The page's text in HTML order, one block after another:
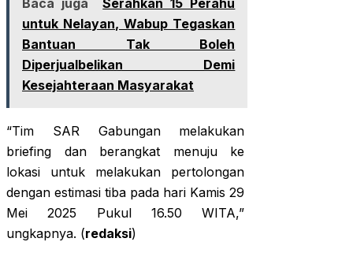
Baca juga
Serahkan 15 Perahu
untuk Nelayan, Wabup Tegaskan
Bantuan Tak Boleh
Diperjualbelikan Demi
Kesejahteraan Masyarakat
“Tim SAR Gabungan melakukan
briefing dan berangkat menuju ke
lokasi untuk melakukan pertolongan
dengan estimasi tiba pada hari Kamis 29
Mei 2025 Pukul 16.50 WITA,”
ungkapnya. (redaksi)